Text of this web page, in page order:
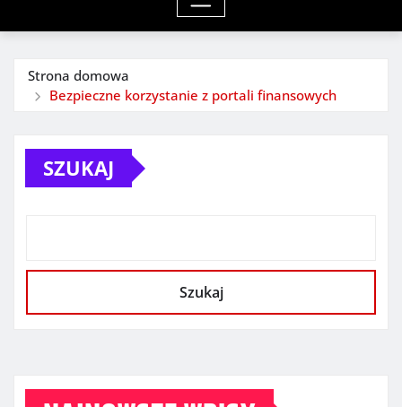
Strona domowa
Bezpieczne korzystanie z portali finansowych
SZUKAJ
Szukaj